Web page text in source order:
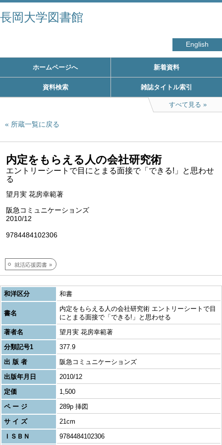
長岡大学図書館
English
ホームページへ 新着資料
資料検索 雑誌タイトル索引
すべて見る
所蔵一覧に戻る
内定をもらえる人の会社研究術
エントリーシートで目にとまる面接で「できる!」と思わせ
る
望月実 花房幸範著
阪急コミュニケーションズ
2010/12
9784484102306
就活応援図書
和洋区分 和書
書名
内定をもらえる人の会社研究術 エントリーシートで目
にとまる面接で「できる!」と思わせる
著者名
望月実 花房幸範著
分類記号1
377.9
出 版 者
阪急コミュニケーションズ
出版年月日
2010/12
定価
1,500
ペ ー ジ
289p 挿図
サ イ ズ
21cm
ＩＳＢＮ
9784484102306